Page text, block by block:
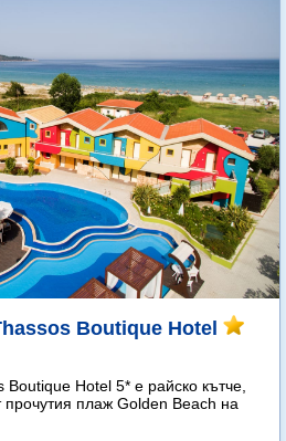
Boutique Hotel
Hotel 5* е райско кътче,
плаж Golden Beach на